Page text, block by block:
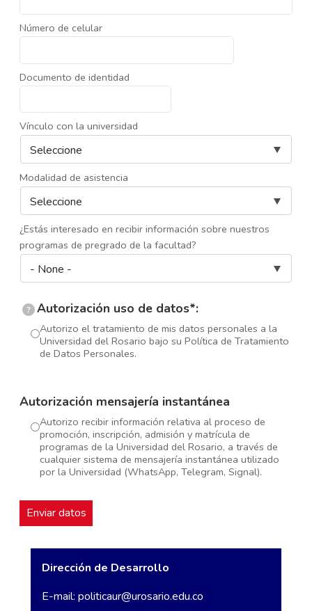
Número de celular
Documento de identidad
Vínculo con la universidad
Modalidad de asistencia
¿Estás interesado en recibir información sobre nuestros
programas de pregrado de la facultad?
? Autorización uso de datos*:
Autorizo el tratamiento de mis datos personales a la
Universidad del Rosario bajo su Política de Tratamiento
de Datos Personales.
Autorización mensajería instantánea
Autorizo recibir información relativa al proceso de
promoción, inscripción, admisión y matrícula de
programas de la Universidad del Rosario, a través de
cualquier sistema de mensajería instantánea utilizado
por la Universidad (WhatsApp, Telegram, Signal).
Dirección de Desarrollo
E-mail: politicaur@urosario.edu.co